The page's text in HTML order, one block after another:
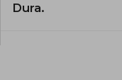
Dura.